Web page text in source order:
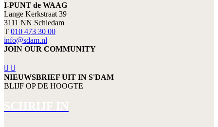
I-PUNT de WAAG
Lange Kerkstraat 39
3111 NN Schiedam
T 010 473 30 00
info@sdam.nl
JOIN OUR COMMUNITY
NIEUWSBRIEF UIT IN S'DAM
BLIJF OP DE HOOGTE
SCHRIJF IN